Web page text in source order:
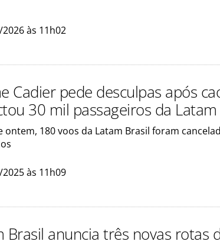
às 11h02
Cadier pede desculpas após
30 mil passageiros da Latam
ontem, 180 voos da Latam Brasil foram
às 11h09
Brasil anuncia três novas rotas